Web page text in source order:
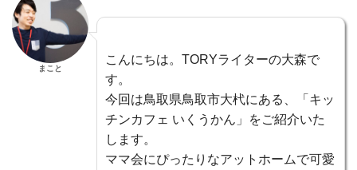
まこと
こんにちは。TORYライターの大森で
す。
今回は鳥取県鳥取市大杙にある、「キッ
チンカフェ いくうかん」をご紹介いた
します。
ママ会にぴったりなアットホームで可愛